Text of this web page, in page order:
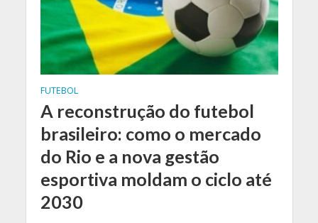
FUTEBOL
A reconstrução do futebol
brasileiro: como o mercado
do Rio e a nova gestão
esportiva moldam o ciclo até
2030